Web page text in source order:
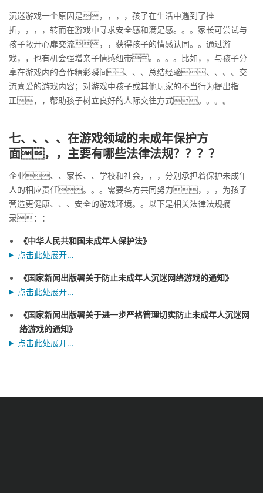
沉迷游戏一个原因是，，，，孩子在生活中遇到了挫
折，，，，转而在游戏中寻求安全感和满足感。。。家长可尝试与
孩子敞开心扉交流，，获得孩子的情感认同。。通过游
戏，，也有机会强增亲子情感纽带。。。。比如，，与孩子分
享在游戏内的合作精彩瞬间、、、总结经验、、、、交
流喜爱的游戏内容；对游戏中孩子或其他玩家的不当行为提出指
正，，帮助孩子树立良好的人际交往方式。。。。
七、、、、在游戏领域的未成年保护方
面，，主要有哪些法律法规？？？？
企业、、家长、、学校和社会，，，分别承担着保护未成年
人的相应责任。。。需要各方共同努力，，，为孩子
营造更健康、、、安全的游戏环境。。以下是相关法律法规摘
录：：
《中华人民共和国未成年人保护法》
点击此处展开…
《国家新闻出版署关于防止未成年人沉迷网络游戏的通知》
点击此处展开…
《国家新闻出版署关于进一步严格管理切实防止未成年人沉迷网
络游戏的通知》
点击此处展开…